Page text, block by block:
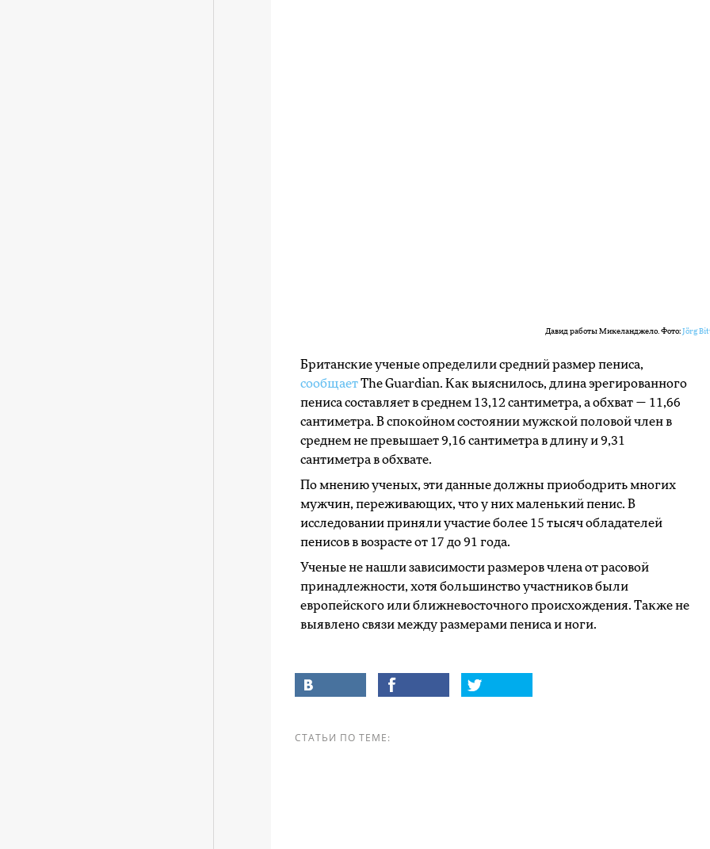
Давид работы Микеланджело. Фото: Jörg
Британские ученые определили средний размер пениса,
сообщаетThe Guardian. Как выяснилось, длина эрегированного
пениса составляет в среднем 13,12 сантиметра, а обхват — 11,66
сантиметра. В спокойном состоянии мужской половой член в
среднем не превышает 9,16 сантиметра в длину и 9,31
сантиметра в обхвате.
По мнению ученых, эти данные должны приободрить многих
мужчин, переживающих, что у них маленький пенис. В
исследовании приняли участие более 15 тысяч обладателей
пенисов в возрасте от 17 до 91 года.
Ученые не нашли зависимости размеров члена от расовой
принадлежности, хотя большинство участников были
европейского или ближневосточного происхождения. Также не
выявлено связи между размерами пениса и ноги.
СТАТЬИ ПО ТЕМЕ: